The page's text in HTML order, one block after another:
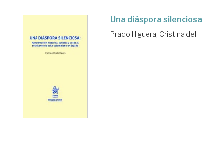
Una diáspora silenciosa
Prado Higuera, Cristina del